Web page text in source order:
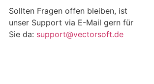
Sollten Fragen offen bleiben, ist
unser Support via E-Mail gern für
Sie da: support@vectorsoft.de